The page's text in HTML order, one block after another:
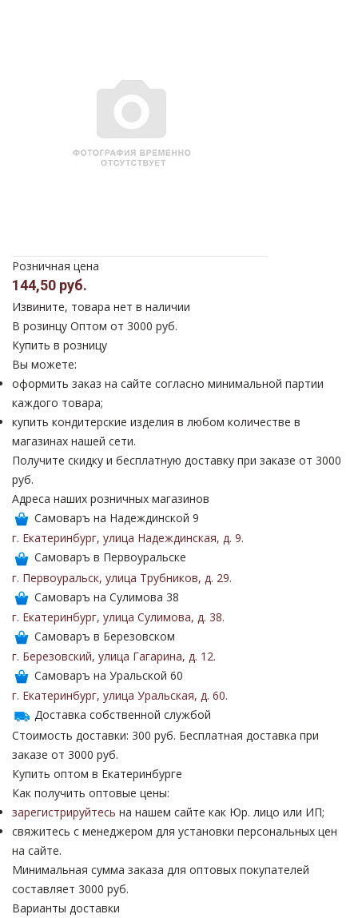
Розничная цена
144,50 руб.
Извините, товара нет в наличии
В розинцу Оптом от 3000 руб.
Купить в розницу
Вы можете:
оформить заказ на сайте согласно минимальной партии
каждого товара;
купить кондитерские изделия в любом количестве в
магазинах нашей сети.
Получите скидку и бесплатную доставку при заказе от 3000
руб.
Адреса наших розничных магазинов
Самоваръ на Надеждинской 9
г. Екатеринбург, улица Надеждинская, д. 9.
Самоваръ в Первоуральске
г. Первоуральск, улица Трубников, д. 29.
Самоваръ на Сулимова 38
г. Екатеринбург, улица Сулимова, д. 38.
Самоваръ в Березовском
г. Березовский, улица Гагарина, д. 12.
Самоваръ на Уральской 60
г. Екатеринбург, улица Уральская, д. 60.
Доставка собственной службой
Стоимость доставки: 300 руб. Бесплатная доставка при
заказе от 3000 руб.
Купить оптом в Екатеринбурге
Как получить оптовые цены:
зарегистрируйтесь на нашем сайте как Юр. лицо или ИП;
свяжитесь с менеджером для установки персональных цен
на сайте.
Минимальная сумма заказа для оптовых покупателей
составляет 3000 руб.
Варианты доставки